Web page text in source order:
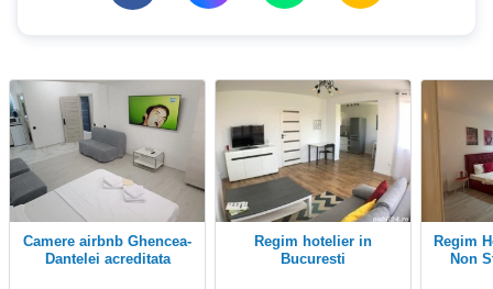
Camere airbnb Ghencea-
Dantelei acreditata
Regim hotelier in
Bucuresti
Regim Hotelier Bucuresti
Non